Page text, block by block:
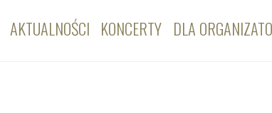
AKTUALNOŚCI KONCERTY DLA